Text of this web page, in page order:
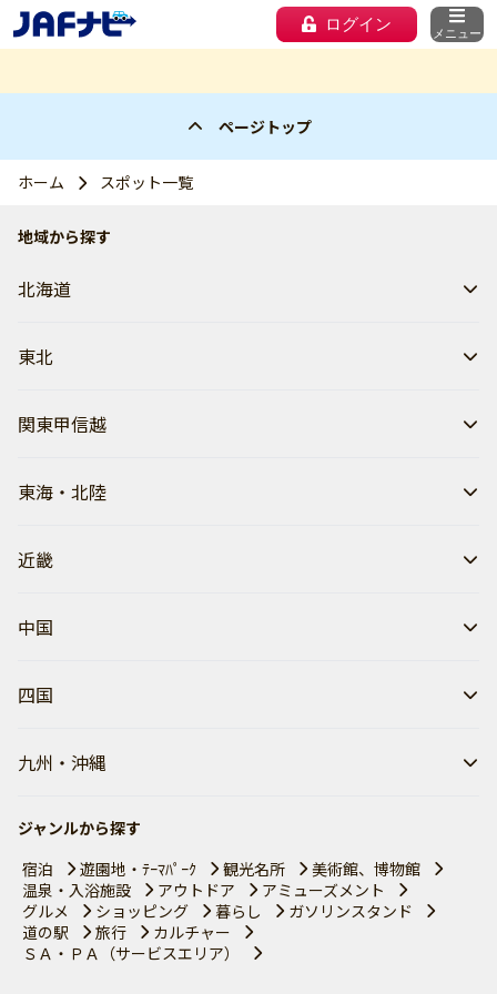
ログイン メニュー
ページトップ
ホーム スポット一覧
地域から探す
北海道
東北
関東甲信越
東海・北陸
近畿
中国
四国
九州・沖縄
ジャンルから探す
宿泊
遊園地・ﾃｰﾏﾊﾟｰｸ 観光名所
美術館、博物館
温泉・入浴施設
アウトドア
アミューズメント
グルメ
ショッピング 暮らし
ガソリンスタンド
道の駅
旅行
カルチャー
ＳＡ・ＰＡ（サービスエリア）